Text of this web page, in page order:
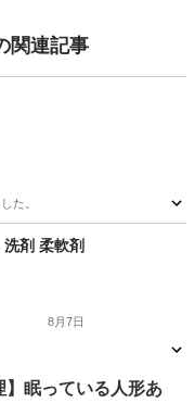
関連記事
た。
洗剤 柔軟剤
8月7日
】眠っている人形あ